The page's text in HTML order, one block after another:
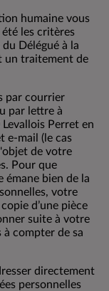
humaine vous
les critères
Délégué à la
un traitement de
par courrier
par lettre à
Perret en
e-mail (le cas
de votre
Pour que
émane bien de la
votre
d’une pièce
suite à votre
à compter de sa
directement
personnelles